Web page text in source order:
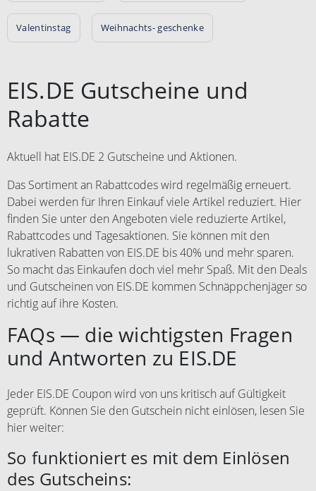
Valentinstag Weihnachts- geschenke
EIS.DE Gutscheine und
Rabatte
Aktuell hat EIS.DE 2 Gutscheine und Aktionen.
Das Sortiment an Rabattcodes wird regelmäßig erneuert.
Dabei werden für Ihren Einkauf viele Artikel reduziert. Hier
finden Sie unter den Angeboten viele reduzierte Artikel,
Rabattcodes und Tagesaktionen. Sie können mit den
lukrativen Rabatten von EIS.DE bis 40% und mehr sparen.
So macht das Einkaufen doch viel mehr Spaß. Mit den Deals
und Gutscheinen von EIS.DE kommen Schnäppchenjäger so
richtig auf ihre Kosten.
FAQs — die wichtigsten Fragen
und Antworten zu EIS.DE
Jeder EIS.DE Coupon wird von uns kritisch auf Gültigkeit
geprüft. Können Sie den Gutschein nicht einlösen, lesen Sie
hier weiter:
So funktioniert es mit dem Einlösen
des Gutscheins: